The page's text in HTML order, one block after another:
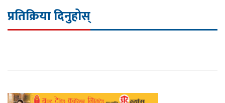
प्रतिक्रिया दिनुहोस्